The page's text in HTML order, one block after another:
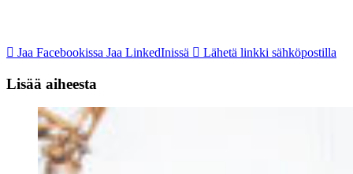
Jaa Facebookissa Jaa LinkedInissä Lähetä linkki sähköpostilla
Lisää aiheesta